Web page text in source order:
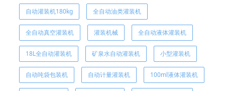
自动灌装机180kg 全自动油类灌装机
全自动真空灌装机 灌装机械 全自动液体灌装机
18L全自动灌装机 矿泉水自动灌装机 小型灌装机
自动吨袋包装机 自动计量灌装机 100ml液体灌装机